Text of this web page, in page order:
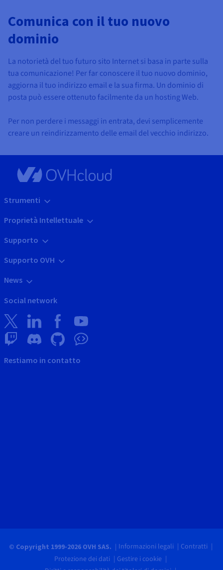
Comunica con il tuo nuovo
dominio
La notorietà del tuo futuro sito Internet si basa in parte sulla
tua comunicazione! Per far conoscere il tuo nuovo dominio,
aggiorna il tuo indirizzo email e la sua firma. Un dominio di
posta può essere ottenuto facilmente da un hosting Web.
Per non perdere i messaggi in entrata, devi semplicemente
creare un reindirizzamento delle email del vecchio indirizzo.
Strumenti
Proprietà Intellettuale
Supporto
Supporto OVH
News
Social network
Restiamo in contatto
© Copyright 1999-2026 OVH SAS. Informazioni legali
Contratti
Protezione dei dati
Gestire i cookie